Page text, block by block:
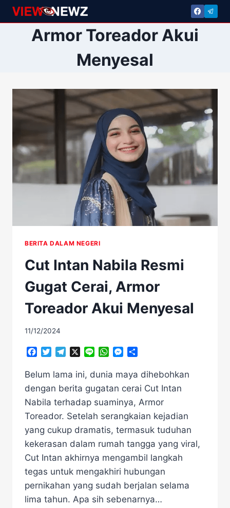
Skip
to
Armor Toreador Akui
Menyesal
BERITA DALAM NEGERI
Cut Intan Nabila Resmi
Gugat Cerai, Armor
Toreador Akui Menyesal
11/12/2024
Facebook
TwitterTelegramLine WhatsAppMessenger
Belum lama ini, dunia maya dihebohkan
dengan berita gugatan cerai Cut Intan
Nabila terhadap suaminya, Armor
Toreador. Setelah serangkaian kejadian
yang cukup dramatis, termasuk tuduhan
kekerasan dalam rumah tangga yang viral,
Cut Intan akhirnya mengambil langkah
tegas untuk mengakhiri hubungan
pernikahan yang sudah berjalan selama
lima tahun. Apa sih sebenarnya…